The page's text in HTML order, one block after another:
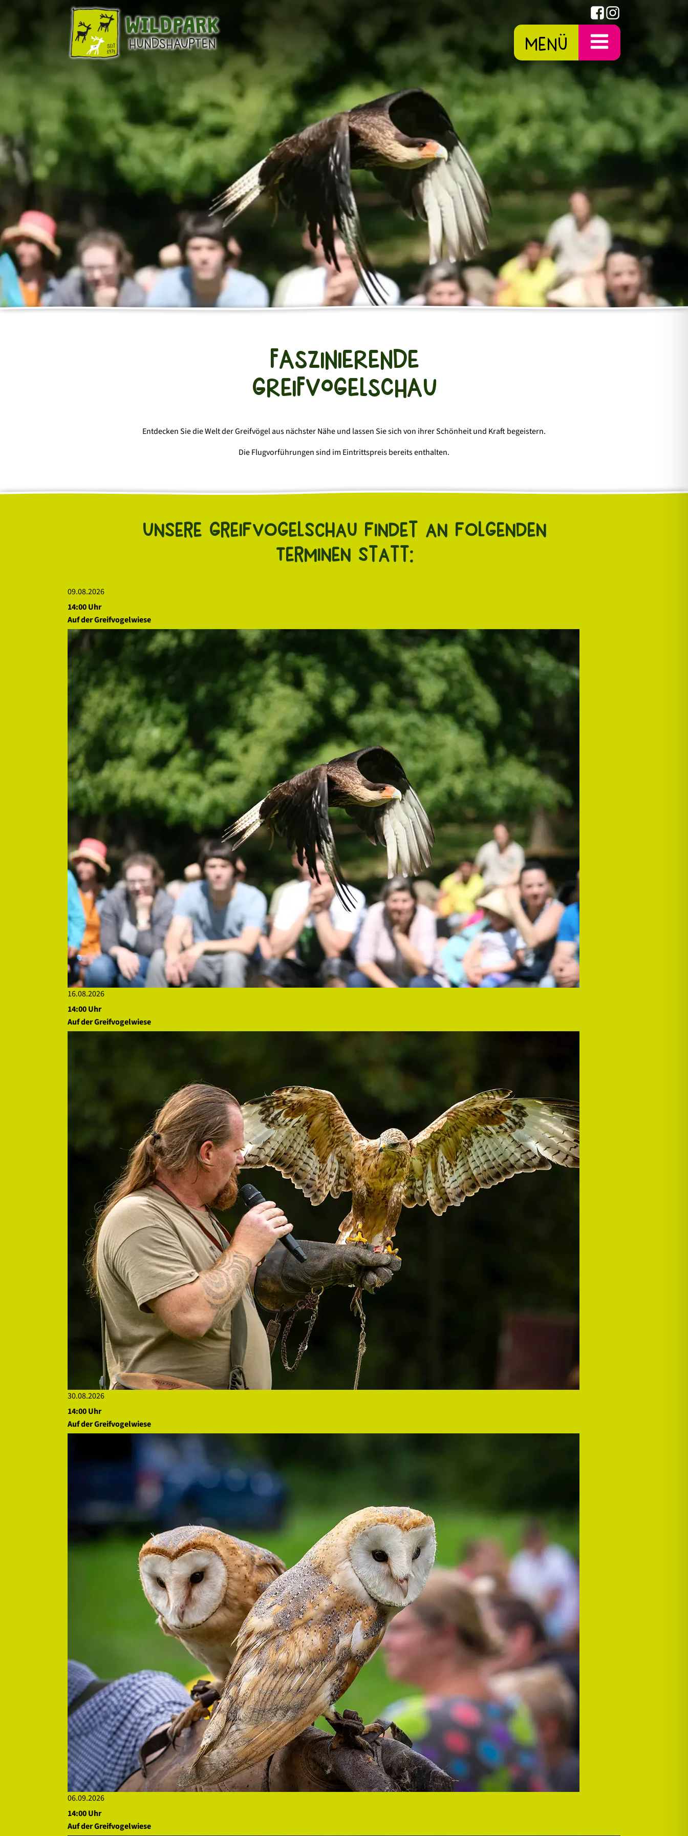
TICKETS
Preise
Jahreskarten
Tageskarten (Shop)
Gutscheine (Shop)
NATUR & TIERE
Tierische Bewohner
Natur & Artenschutz
ERLEBNISSE
Veranstaltungen / Aktionen
Greifvogelschau
Besuch beim Lieblingstier
Führungen
Kindergeburtstage
Freizeitabenteuer
SERVICE
Anfahrt / Kontakt
Öffnungszeiten
Parkplan
Gastronomie
Fragen zum Park
Hunde im Wildpark
SPENDEN UND
UNTERSTÜTZEN
GRÜNES
KLASSENZIMMER
AKTUELLES
News
ÜBER UNS
Arbeiten im Wildpark
Menü
FASZINIERENDE
GREIFVOGELSCHAU
Entdecken Sie die Welt der Greifvögel aus nächster Nähe und lassen Sie sich von ihrer Schönheit und Kraft begeistern.
Die Flugvorführungen sind im Eintrittspreis bereits enthalten.
Unsere Greifvogelschau findet an folgenden
Terminen statt:
09.08.2026
14:00 Uhr
Auf der Greifvogelwiese
16.08.2026
14:00 Uhr
Auf der Greifvogelwiese
30.08.2026
14:00 Uhr
Auf der Greifvogelwiese
06.09.2026
14:00 Uhr
Auf der Greifvogelwiese